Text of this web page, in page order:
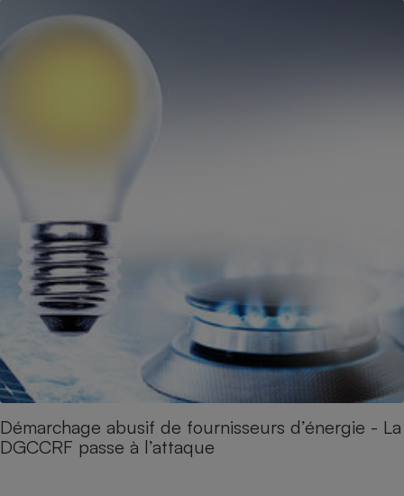
Démarchage abusif de fournisseurs d’énergie - La
DGCCRF passe à l’attaque